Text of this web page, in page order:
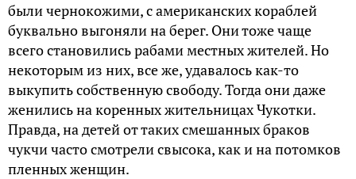
были чернокожими, с американских кораблей
буквально выгоняли на берег. Они тоже чаще
всего становились рабами местных жителей. Но
некоторым из них, все же, удавалось как-то
выкупить собственную свободу. Тогда они даже
женились на коренных жительницах Чукотки.
Правда, на детей от таких смешанных браков
чукчи часто смотрели свысока, как и на потомков
пленных женщин.